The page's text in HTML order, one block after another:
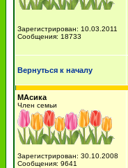
Зарегистрирован: 10.03.2011
Сообщения: 18733
Вернуться к началу
МАсика
Член семьи
Зарегистрирован: 30.10.2008
Сообщения: 9641